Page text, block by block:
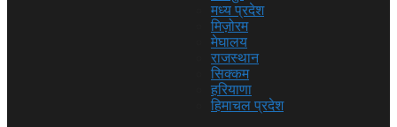
मध्य प्रदेश
मिज़ोरम
मेघालय
राजस्थान
सिक्कम
हरियाणा
हिमाचल प्रदेश